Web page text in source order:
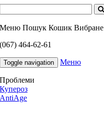
Меню Пошук Кошик Вибране
(067) 464-62-61
Toggle navigation Меню
Проблеми
Купероз
AntiAge